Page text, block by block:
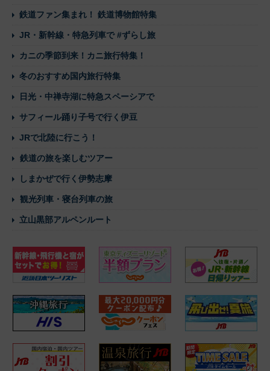
鉄道ファン集まれ！ 鉄道博物館特集
JR・新幹線・特急列車で #ずらし旅
カニの季節到来！カニ旅行特集！
冬のおすすめ国内旅行特集
日光・中禅寺湖に特急スペーシアで
サフィール踊り子号で行く伊豆
JRで北陸に行こう！
鉄道の旅を楽しむツアー
しまかぜで行く伊勢志摩
観光列車・寝台列車の旅
立山黒部アルペンルート